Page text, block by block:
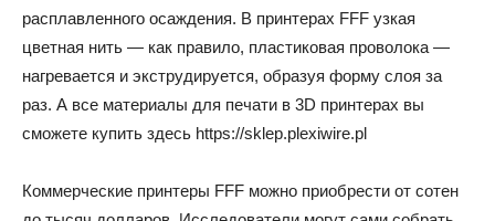
расплавленного осаждения. В принтерах FFF узкая
цветная нить — как правило, пластиковая проволока —
нагревается и экструдируется, образуя форму слоя за
раз. А все материалы для печати в 3D принтерах вы
сможете купить здесь https://sklep.plexiwire.pl
Коммерческие принтеры FFF можно приобрести от сотен